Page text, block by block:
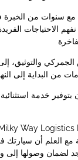
الاحتياجات
والتوثيق،
من البداية إلى
مع العلم أن سيارتك
لضمان وصولها إلى